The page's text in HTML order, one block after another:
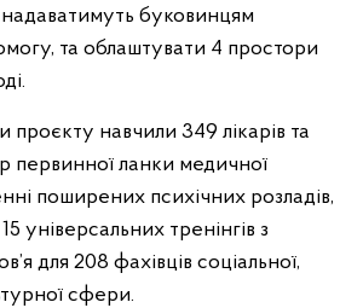
буковинцям
та облаштувати 4 простори
проєкту навчили 349 лікарів та
первинної ланки медичної
поширених психічних розладів,
універсальних тренінгів з
для 208 фахівців соціальної,
сфери.